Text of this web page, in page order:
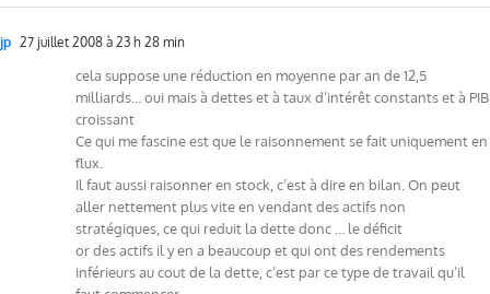
jp 27 juillet 2008 à 23 h 28 min
cela suppose une réduction en moyenne par an de 12,5
milliards… oui mais à dettes et à taux d’intérêt constants et à PIB
croissant
Ce qui me fascine est que le raisonnement se fait uniquement en
flux.
Il faut aussi raisonner en stock, c’est à dire en bilan. On peut
aller nettement plus vite en vendant des actifs non
stratégiques, ce qui reduit la dette donc … le déficit
or des actifs il y en a beaucoup et qui ont des rendements
inférieurs au cout de la dette, c’est par ce type de travail qu’il